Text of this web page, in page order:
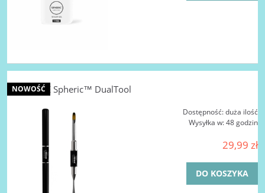
LA FEMME Spheric™ DualTool
Dostępność:duża ilość
Wysyłka w:48 godzin
29,99 zł
DO KOSZYKA
NOWOŚĆ